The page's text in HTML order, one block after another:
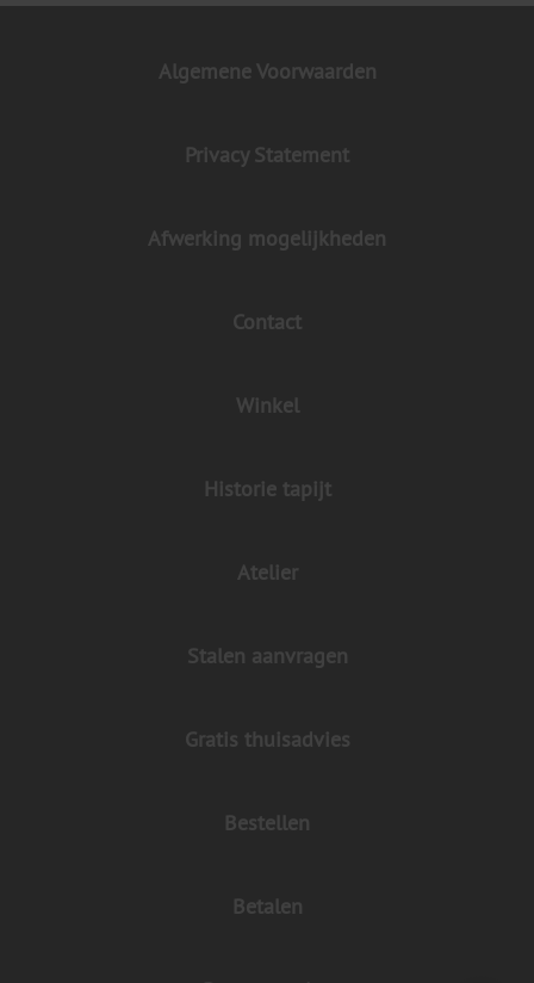
Algemene Voorwaarden
Privacy Statement
Afwerking mogelijkheden
Contact
Winkel
Historie tapijt
Atelier
Stalen aanvragen
Gratis thuisadvies
Bestellen
Betalen